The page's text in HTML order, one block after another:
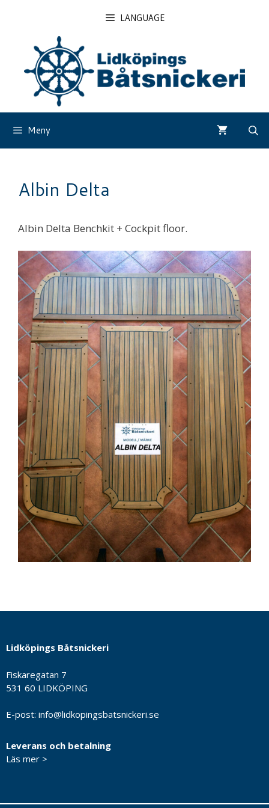
LANGUAGE
Meny
Albin Delta
Albin Delta Benchkit + Cockpit floor.
Lidköpings Båtsnickeri
Fiskaregatan 7
531 60 LIDKÖPING
E-post: info@lidkopingsbatsnickeri.se
Leverans och betalning
Läs mer >